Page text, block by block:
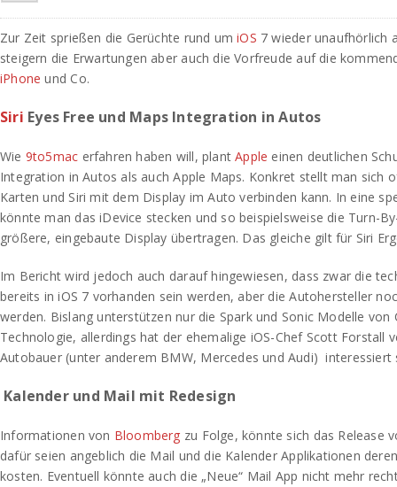
Zur Zeit sprießen die Gerüchte rund umiOS 7 wieder unaufhörlich
steigern die Erwartungen aber auch die Vorfreude auf die
iPhone und Co.
Siri Eyes Free und Maps Integration in Autos
Wie 9to5mac erfahren haben will, plantApple einen deutlichen
Integration in Autos als auch Apple Maps. Konkret stellt man sich
Karten und Siri mit dem Display im Auto verbinden kann. In eine
könnte man das iDevice stecken und so beispielsweise die Turn-
größere, eingebaute Display übertragen. Das gleiche gilt für Siri
Im Bericht wird jedoch auch darauf hingewiesen, dass zwar die
bereits in iOS 7 vorhanden sein werden, aber die Autohersteller
werden. Bislang unterstützen nur die Spark und Sonic Modelle von
Technologie, allerdings hat der ehemalige iOS-Chef Scott Forstall
Autobauer (unter anderem BMW, Mercedes und Audi) interessiert
Kalender und Mail mit Redesign
Informationen von Bloomberg zu Folge, könnte sich das Release
dafür seien angeblich die Mail und die Kalender Applikationen
kosten. Eventuell könnte auch die „Neue“ Mail App nicht mehr